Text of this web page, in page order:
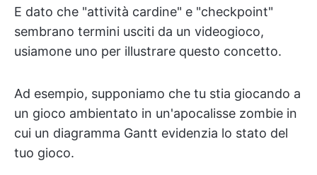
E dato che "attività cardine" e "checkpoint"
sembrano termini usciti da un videogioco,
usiamone uno per illustrare questo concetto.
Ad esempio, supponiamo che tu stia giocando a
un gioco ambientato in un'apocalisse zombie in
cui un diagramma Gantt evidenzia lo stato del
tuo gioco.